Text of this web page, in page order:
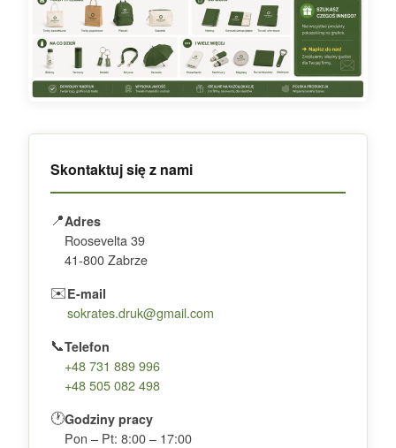
Skontaktuj się z nami
📍Adres
Roosevelta 39
41-800 Zabrze
✉️E-mail
sokrates.druk@gmail.com
📞Telefon
+48 731 889 996
+48 505 082 498
🕐Godziny pracy
Pon – Pt: 8:00 – 17:00